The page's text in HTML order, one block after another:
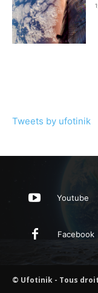
Tweets by ufotinik
Youtube
Facebook
© Ufotinik - Tous